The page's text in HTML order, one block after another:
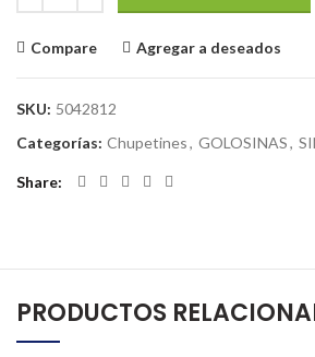
Compare Agregar a deseados
SKU: 5042812
Categorías: Chupetines, GOLOSINAS,
Share
PRODUCTOS